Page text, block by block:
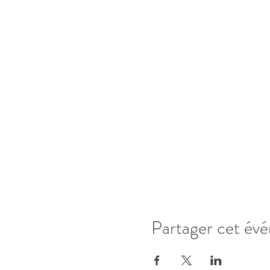
Partager cet